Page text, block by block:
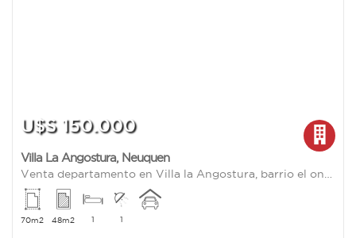
U$S 150.000
Villa La Angostura, Neuquen
70m2 48m2 1 1